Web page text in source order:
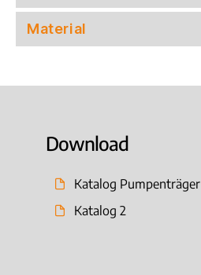
Material
Download
Katalog Pumpenträger
Katalog 2